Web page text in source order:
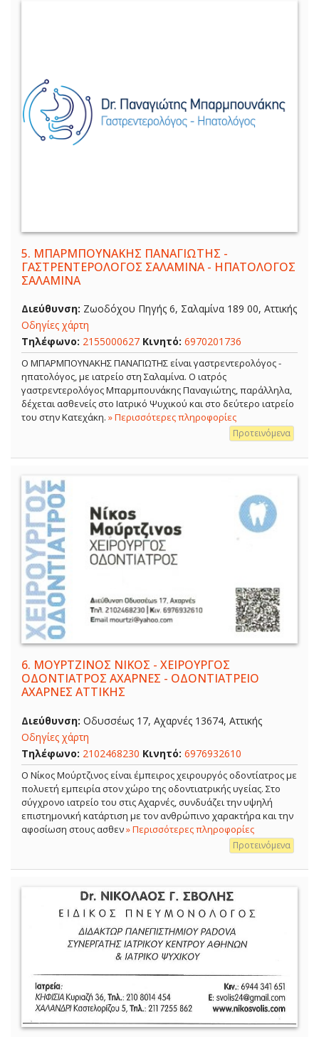
5. ΜΠΑΡΜΠΟΥΝΑΚΗΣ ΠΑΝΑΓΙΩΤΗΣ -
ΓΑΣΤΡΕΝΤΕΡΟΛΟΓΟΣ ΣΑΛΑΜΙΝΑ - ΗΠΑΤΟΛΟΓΟΣ
ΣΑΛΑΜΙΝΑ
Διεύθυνση: Ζωοδόχου Πηγής 6, Σαλαμίνα 189 00, Αττικής
Οδηγίες χάρτη
Τηλέφωνο: 2155000627 Κινητό: 6970201736
Ο ΜΠΑΡΜΠΟΥΝΑΚΗΣ ΠΑΝΑΓΙΩΤΗΣ είναι γαστρεντερολόγος -
ηπατολόγος, με ιατρείο στη Σαλαμίνα. Ο ιατρός
γαστρεντερολόγος Μπαρμπουνάκης Παναγιώτης, παράλληλα,
δέχεται ασθενείς στο Ιατρικό Ψυχικού και στο δεύτερο ιατρείο
του στην Κατεχάκη. » Περισσότερες πληροφορίες
Προτεινόμενα
6. ΜΟΥΡΤΖΙΝΟΣ ΝΙΚΟΣ - ΧΕΙΡΟΥΡΓΟΣ
ΟΔΟΝΤΙΑΤΡΟΣ ΑΧΑΡΝΕΣ - ΟΔΟΝΤΙΑΤΡΕΙΟ
ΑΧΑΡΝΕΣ ΑΤΤΙΚΗΣ
Διεύθυνση: Οδυσσέως 17, Αχαρνές 13674, Αττικής
Οδηγίες χάρτη
Τηλέφωνο: 2102468230 Κινητό: 6976932610
Ο Νίκος Μούρτζινος είναι έμπειρος χειρουργός οδοντίατρος με
πολυετή εμπειρία στον χώρο της οδοντιατρικής υγείας. Στο
σύγχρονο ιατρείο του στις Αχαρνές, συνδυάζει την υψηλή
επιστημονική κατάρτιση με τον ανθρώπινο χαρακτήρα και την
αφοσίωση στους ασθεν» Περισσότερες πληροφορίες
Προτεινόμενα